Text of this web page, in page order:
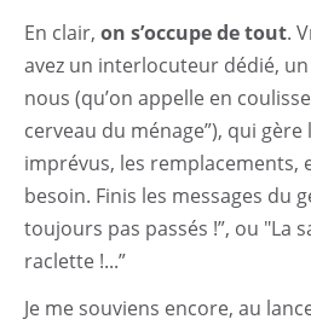
En clair, on s’occupe de tout.
avez un interlocuteur dédié, un
nous (qu’on appelle en
cerveau du ménage”), qui gère
imprévus, les remplacements,
besoin. Finis les messages du
toujours pas passés !”, ou "La
raclette !...”
Je me souviens encore, au